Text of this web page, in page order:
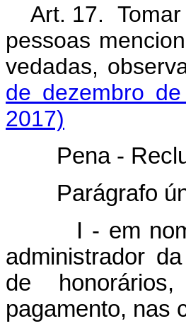
Art. 17.
pessoas
vedadas,
de dezembro
2017)
Pena -
Parágrafo
I - em
administrador
de
pagamento, nas